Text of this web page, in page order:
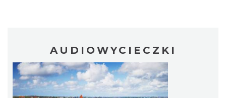
AUDIOWYCIECZKI